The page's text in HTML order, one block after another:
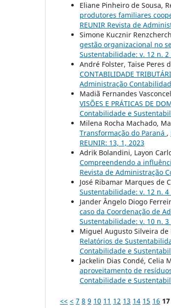
Eliane Pinheiro de Sousa,
produtores familiares
REUNIR Revista de
Simone Kucznir
gestão organizacional no
Sustentabilidade: v. 12 n. 2
André Folster, Taise Peres
CONTABILIDADE
Administração
Madiã Fernandes
VISÕES E PRÁTICAS DE
Contabilidade e
Milena Rocha Machado,
Transformação do Paraná ,
REUNIR: 13, 1, 2023
Adrik Bolandini, Layon
Compreendendo a
Revista de Administração
José Ribamar Marques de
Sustentabilidade: v. 12 n. 4
Jander Ângelo Diogo
caso da Coordenação de
Sustentabilidade: v. 10 n. 3
Miguel Augusto Silveira de
Relatórios de
Contabilidade e
Jackelin Dias Condé, Celia
aproveitamento de
Contabilidade e
<< < 7 8 9 10 11 12 13 14 15 16 17